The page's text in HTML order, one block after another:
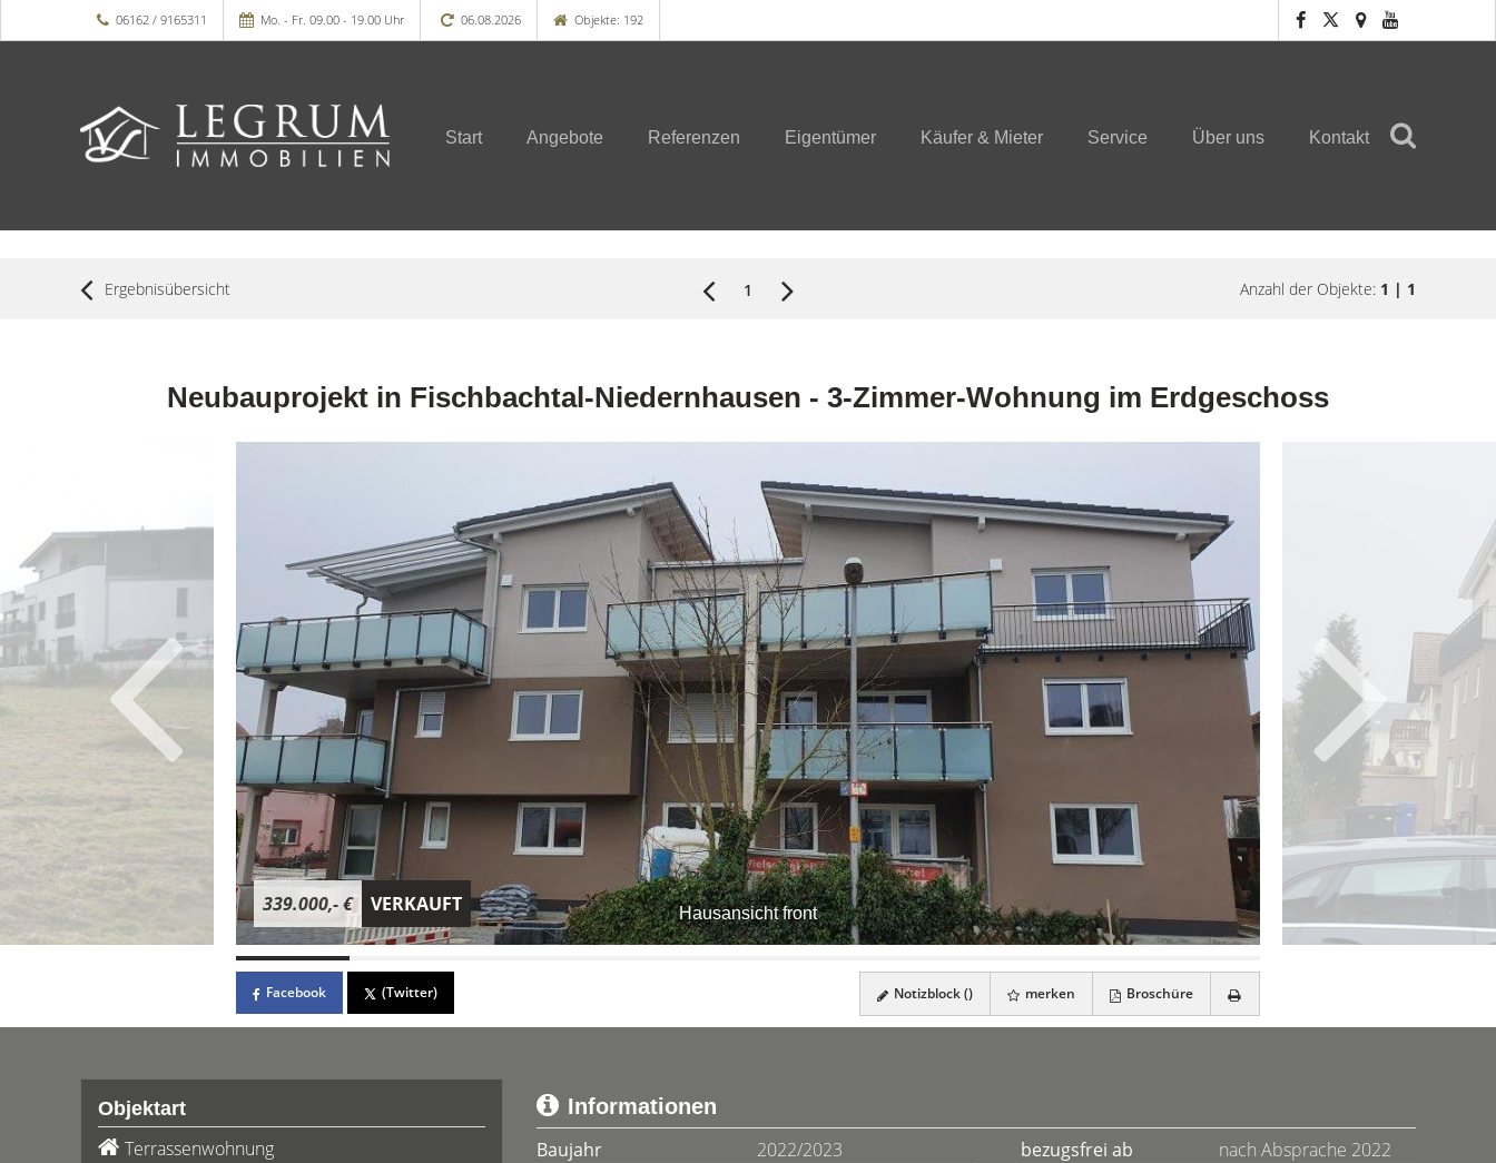
06162 / 9165311 Mo. - Fr. 09.00 - 19.00 Uhr 06.08.2026 Objekte: 192
Start Angebote Referenzen Eigentümer Käufer & Mieter Service Über uns Kontakt
Ergebnisübersicht 1 Anzahl der Objekte: 1 | 1
Neubauprojekt in Fischbachtal-Niedernhausen - 3-Zimmer-Wohnung im Erdgeschoss
Hausansicht front
339.000,- € VERKAUFT
Facebook (Twitter) Notizblock () merken Broschüre
Objektart
Terrassenwohnung
Informationen
Baujahr
2022/2023 bezugsfrei ab nach Absprache 2022